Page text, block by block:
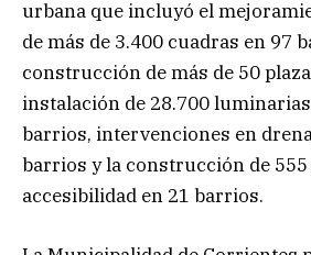
urbana que incluyó el
de más de 3.400 cuadras en 97
construcción de más de 50
instalación de 28.700
barrios, intervenciones en
barrios y la construcción de 555
accesibilidad en 21 barrios.